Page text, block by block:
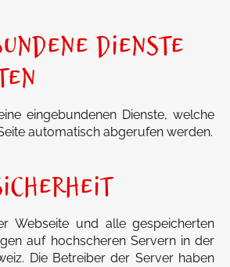
DIENSTE
eingebundenen Dienste, welche
automatisch abgerufen werden.
Webseite und alle gespeicherten
auf hochscheren Servern in der
Die Betreiber der Server haben